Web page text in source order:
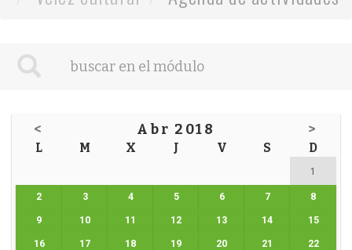
< Abr 2018 >
L M X J V S D
1
2 3 4 5 6 7 8
9 10 11 12 13 14 15
16 17 18 19 20 21 22